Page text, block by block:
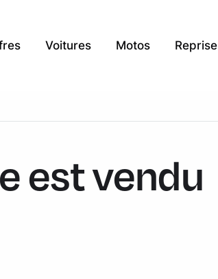
Voitures Motos Reprise
est vendu